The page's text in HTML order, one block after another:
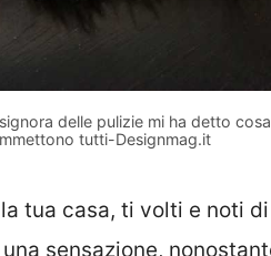
delle pulizie mi ha detto
tutti-Designmag.it
tua casa, ti volti e noti
sensazione,